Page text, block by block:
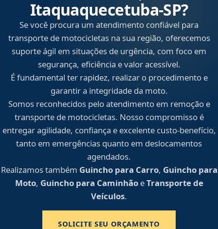
Itaquaquecetuba‑SP?
Se você procura um atendimento confiável para
transporte de motocicletas na sua região, oferecemos
suporte ágil em situações de urgência, com foco em
segurança, eficiência e valor acessível.
É fundamental ter rapidez, realizar o procedimento e
garantir a integridade da moto.
Somos reconhecidos pelo atendimento em remoção e
transporte de motocicletas. Nosso compromisso é
entregar agilidade, confiança e excelente custo-benefício,
tanto em emergências quanto em deslocamentos
agendados.
Realizamos também Guincho para Carro, Guincho para
Moto, Guincho para CaminhãoeTransporte de
Veículos.
SOLICITE SEU ORÇAMENTO